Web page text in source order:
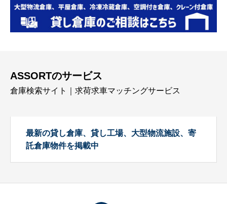
ASSORTのサービス
倉庫検索サイト｜求荷求車マッチングサービス
最新の貸し倉庫、貸し工場、大型物流施設、寄
託倉庫物件を掲載中